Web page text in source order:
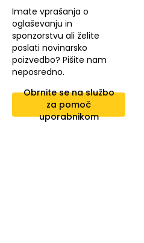
Imate vprašanja o
oglaševanju in
sponzorstvu ali želite
poslati novinarsko
poizvedbo? Pišite nam
neposredno.
Obrnite se na službo
za pomoč
uporabnikom